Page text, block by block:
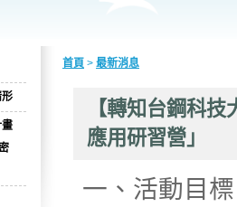
畫
首頁 > 最新消息
【轉知台鋼科
應用研習營」
一、活動目